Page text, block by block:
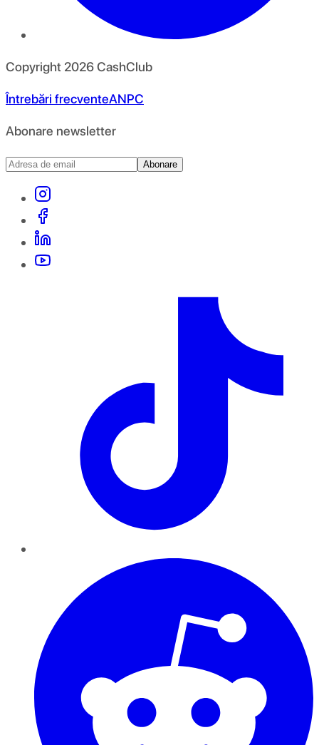
Copyright 2026CashClub
Întrebări frecventeANPC
Abonare newsletter
Abonare